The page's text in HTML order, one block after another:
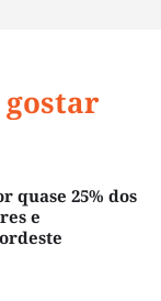
gostar
quase 25% dos
e